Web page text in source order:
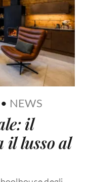
• NEWS
il
il lusso al